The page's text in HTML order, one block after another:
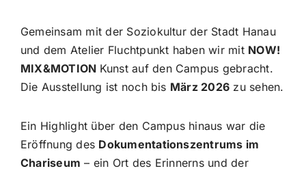
Gemeinsam mit der Soziokultur der Stadt Hanau
und dem Atelier Fluchtpunkt haben wir mit NOW!
MIX&MOTION Kunst auf den Campus gebracht.
Die Ausstellung ist noch bis März 2026 zu sehen.
Ein Highlight über den Campus hinaus war die
Eröffnung des Dokumentationszentrums im
Chariseum – ein Ort des Erinnerns und der